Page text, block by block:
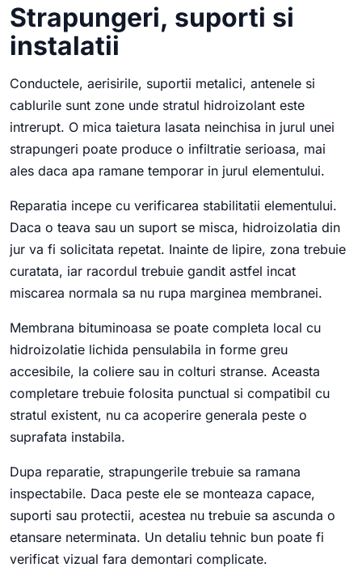
Strapungeri, suporti si
instalatii
Conductele, aerisirile, suportii metalici, antenele si
cablurile sunt zone unde stratul hidroizolant este
intrerupt. O mica taietura lasata neinchisa in jurul unei
strapungeri poate produce o infiltratie serioasa, mai
ales daca apa ramane temporar in jurul elementului.
Reparatia incepe cu verificarea stabilitatii elementului.
Daca o teava sau un suport se misca, hidroizolatia din
jur va fi solicitata repetat. Inainte de lipire, zona trebuie
curatata, iar racordul trebuie gandit astfel incat
miscarea normala sa nu rupa marginea membranei.
Membrana bituminoasa se poate completa local cu
hidroizolatie lichida pensulabila in forme greu
accesibile, la coliere sau in colturi stranse. Aceasta
completare trebuie folosita punctual si compatibil cu
stratul existent, nu ca acoperire generala peste o
suprafata instabila.
Dupa reparatie, strapungerile trebuie sa ramana
inspectabile. Daca peste ele se monteaza capace,
suporti sau protectii, acestea nu trebuie sa ascunda o
etansare neterminata. Un detaliu tehnic bun poate fi
verificat vizual fara demontari complicate.